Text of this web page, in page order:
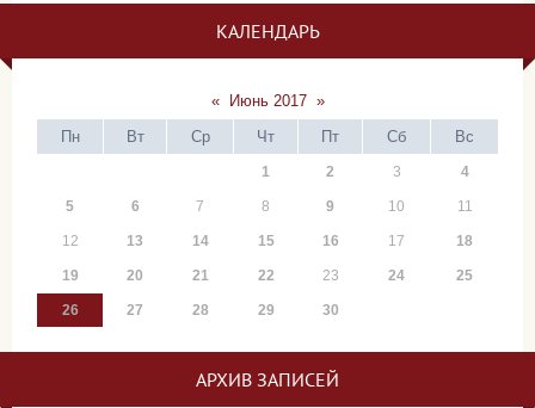
КАЛЕНДАРЬ
« Июнь 2017 »
Пн
Вт Ср Чт Пт Сб Вс
1 2 3 4
5 6 7 8 9 10 11
12 13 14 15 16 17 18
19 20 21 22 23 24 25
26 27 28 29 30
АРХИВ ЗАПИСЕЙ